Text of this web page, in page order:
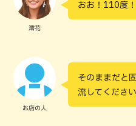
澪花
おお！110度！
お店の人
そのままだと
流してくださ